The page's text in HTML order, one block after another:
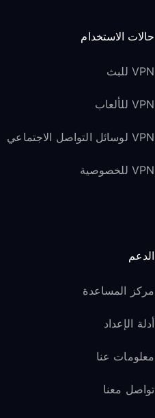
حالات الاستخدام
VPN للبث
VPN للألعاب
VPN لوسائل التواصل الاجتماعي
VPN للخصوصية
الدعم
مركز المساعدة
أدلة الإعداد
معلومات عنا
تواصل معنا